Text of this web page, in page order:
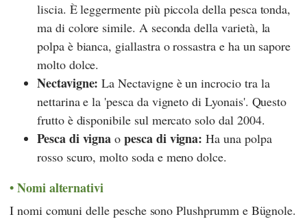
liscia. È leggermente più piccola della pesca tonda,
ma di colore simile. A seconda della varietà, la
polpa è bianca, giallastra o rossastra e ha un sapore
molto dolce.
Nectavigne: La Nectavigne è un incrocio tra la
nettarina e la 'pesca da vigneto di Lyonais'. Questo
frutto è disponibile sul mercato solo dal 2004.
Pesca di vigna opesca di vigna: Ha una polpa
rosso scuro, molto soda e meno dolce.
Nomi alternativi
I nomi comuni delle pesche sono Plushprumm e Bügnole.